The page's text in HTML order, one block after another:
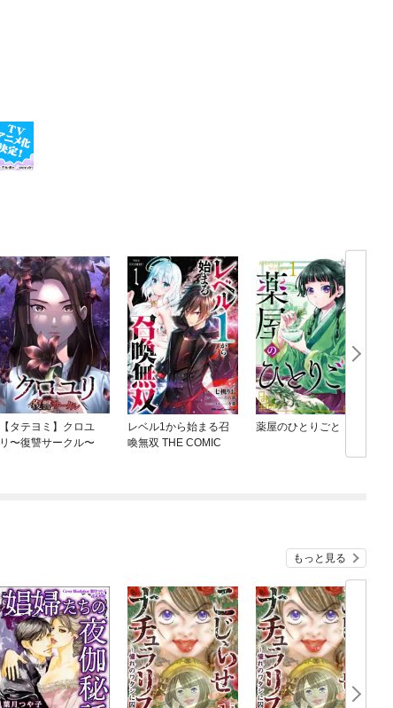
【タテヨミ】クロユ
リ〜復讐サークル〜
レベル1から始まる召
喚無双 THE COMIC
薬屋のひとりごと
もっと見る